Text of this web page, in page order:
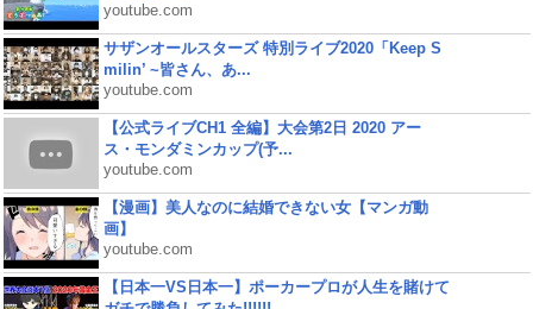
youtube.com
サザンオールスターズ 特別ライブ2020「Keep S
milin’ ~皆さん、あ...
youtube.com
【公式ライブCH1 全編】大会第2日 2020 アー
ス・モンダミンカップ(予...
youtube.com
【漫画】美人なのに結婚できない女【マンガ動
画】
youtube.com
【日本一VS日本一】ポーカープロが人生を賭けて